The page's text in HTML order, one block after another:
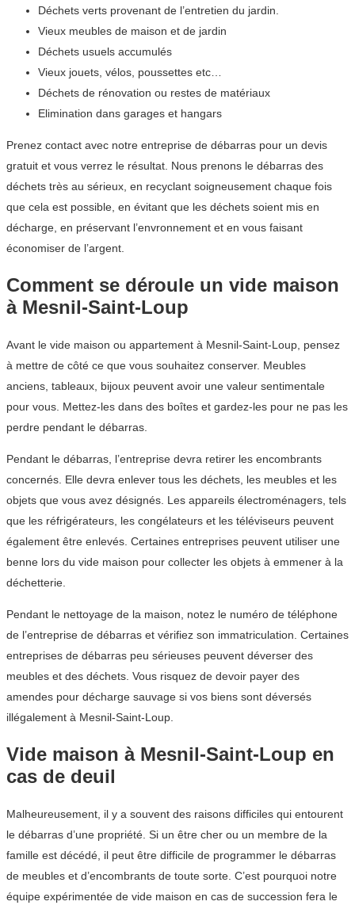
Déchets verts provenant de l’entretien du jardin.
Vieux meubles de maison et de jardin
Déchets usuels accumulés
Vieux jouets, vélos, poussettes etc…
Déchets de rénovation ou restes de matériaux
Elimination dans garages et hangars
Prenez contact avec notre entreprise de débarras pour un devis
gratuit et vous verrez le résultat. Nous prenons le débarras des
déchets très au sérieux, en recyclant soigneusement chaque fois
que cela est possible, en évitant que les déchets soient mis en
décharge, en préservant l’envronnement et en vous faisant
économiser de l’argent.
Comment se déroule un vide maison
à Mesnil-Saint-Loup
Avant le vide maison ou appartement à Mesnil-Saint-Loup, pensez
à mettre de côté ce que vous souhaitez conserver. Meubles
anciens, tableaux, bijoux peuvent avoir une valeur sentimentale
pour vous. Mettez-les dans des boîtes et gardez-les pour ne pas les
perdre pendant le débarras.
Pendant le débarras, l’entreprise devra retirer les encombrants
concernés. Elle devra enlever tous les déchets, les meubles et les
objets que vous avez désignés. Les appareils électroménagers, tels
que les réfrigérateurs, les congélateurs et les téléviseurs peuvent
également être enlevés. Certaines entreprises peuvent utiliser une
benne lors du vide maison pour collecter les objets à emmener à la
déchetterie.
Pendant le nettoyage de la maison, notez le numéro de téléphone
de l’entreprise de débarras et vérifiez son immatriculation. Certaines
entreprises de débarras peu sérieuses peuvent déverser des
meubles et des déchets. Vous risquez de devoir payer des
amendes pour décharge sauvage si vos biens sont déversés
illégalement à Mesnil-Saint-Loup.
Vide maison à Mesnil-Saint-Loup en
cas de deuil
Malheureusement, il y a souvent des raisons difficiles qui entourent
le débarras d’une propriété. Si un être cher ou un membre de la
famille est décédé, il peut être difficile de programmer le débarras
de meubles et d’encombrants de toute sorte. C’est pourquoi notre
équipe expérimentée de vide maison en cas de succession fera le